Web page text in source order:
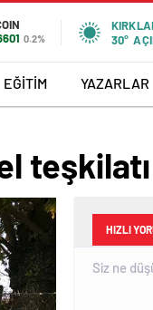
0.2%
30°
EĞİTİM YAZARLAR
HIZLI